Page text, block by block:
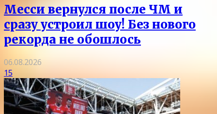
Месси вернулся после ЧМ и
сразу устроил шоу! Без нового
рекорда не обошлось
06.08.2026
15